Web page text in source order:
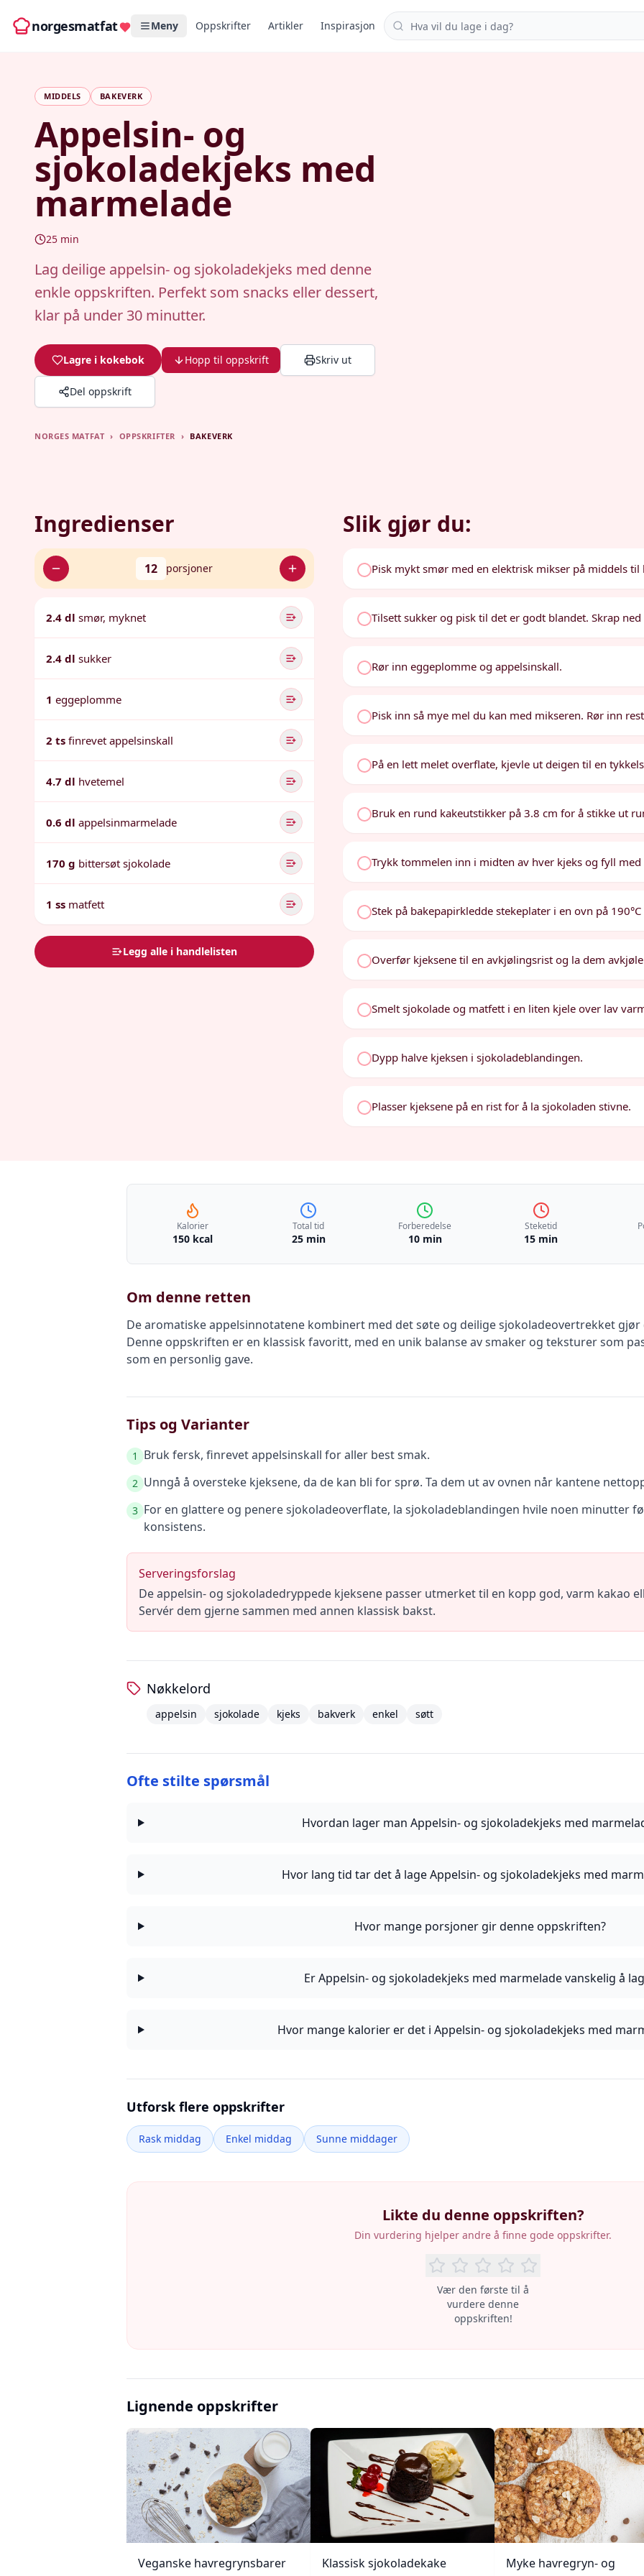
norgesmatfat Meny Oppskrifter Artikler Inspirasjon Søk i oppskrifter
MIDDELS BAKEVERK
Appelsin- og
sjokoladekjeks med
marmelade
25 min
Lag deilige appelsin- og sjokoladekjeks med denne
enkle oppskriften. Perfekt som snacks eller dessert,
klar på under 30 minutter.
Lagre i kokebok Hopp til oppskrift Skriv ut
Del oppskrift
NORGES MATFAT › OPPSKRIFTER › BAKEVERK
Ingredienser
12 porsjoner
2.4 dl smør, myknet
2.4 dl sukker
1 eggeplomme
2 ts finrevet appelsinskall
4.7 dl hvetemel
0.6 dl appelsinmarmelade
170 g bittersøt sjokolade
1 ss matfett
Legg alle i handlelisten
Slik gjør du:
Pisk mykt smør med en elektrisk mikser på middels til
Tilsett sukker og pisk til det er godt blandet. Skrap
Rør inn eggeplomme og appelsinskall.
Pisk inn så mye mel du kan med mikseren. Rør inn
På en lett melet overflate, kjevle ut deigen til en
Bruk en rund kakeutstikker på 3.8 cm for å stikke ut
Trykk tommelen inn i midten av hver kjeks og fyll
Stek på bakepapirkledde stekeplater i en ovn på
Overfør kjeksene til en avkjølingsrist og la dem
Smelt sjokolade og matfett i en liten kjele over lav
Dypp halve kjeksen i sjokoladeblandingen.
Plasser kjeksene på en rist for å la sjokoladen stivne.
Kalorier
150 kcal
Total tid
25 min
Forberedelse
10 min
Steketid
15 min
Om denne retten
De aromatiske appelsinnotatene kombinert med det søte og deilige sjokoladeovertrekket gjør
Denne oppskriften er en klassisk favoritt, med en unik balanse av smaker og teksturer som
som en personlig gave.
Tips og Varianter
1 Bruk fersk, finrevet appelsinskall for aller best smak.
2 Unngå å oversteke kjeksene, da de kan bli for sprø. Ta dem ut av ovnen når kantene
3 For en glattere og penere sjokoladeoverflate, la sjokoladeblandingen hvile noen minutter
konsistens.
Serveringsforslag
De appelsin- og sjokoladedryppede kjeksene passer utmerket til en kopp god, varm kakao
Servér dem gjerne sammen med annen klassisk bakst.
Nøkkelord
appelsin sjokolade kjeks bakverk enkel søtt
Ofte stilte spørsmål
Hvordan lager man Appelsin- og sjokoladekjeks med
Hvor lang tid tar det å lage Appelsin- og sjokoladekjeks med
Hvor mange porsjoner gir denne oppskriften?
Er Appelsin- og sjokoladekjeks med marmelade vanskelig å
Hvor mange kalorier er det i Appelsin- og sjokoladekjeks med
Utforsk flere oppskrifter
Rask middag Enkel middag Sunne middager
Likte du denne oppskriften?
Din vurdering hjelper andre å finne gode oppskrifter.
Vær den første til å
vurdere denne
oppskriften!
Lignende oppskrifter
Veganske havregrynsbarer
Klassisk sjokoladekake
Myke havregryn- og